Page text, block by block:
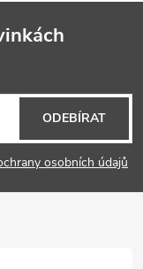
osobních údajů
ODEBÍRAT